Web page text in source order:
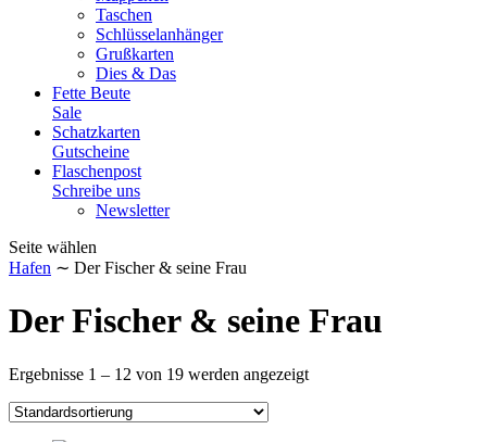
Taschen
Schlüsselanhänger
Grußkarten
Dies & Das
Fette Beute
Sale
Schatzkarten
Gutscheine
Flaschenpost
Schreibe uns
Newsletter
Seite wählen
Hafen ∼ Der Fischer & seine Frau
Der Fischer & seine Frau
Ergebnisse 1 – 12 von 19 werden angezeigt